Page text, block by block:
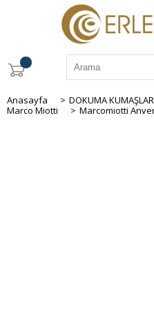
Anasayfa > DOKUMA KUMAŞLAR
Marco Miotti
> Marcomiotti